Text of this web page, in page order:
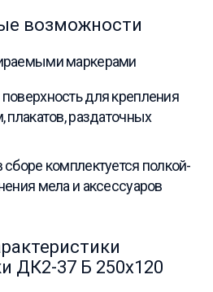
возможности
маркерами
для крепления
плакатов, раздаточных
комплектуется полкой-
мела и аксессуаров
ДК2-37 Б 250х120